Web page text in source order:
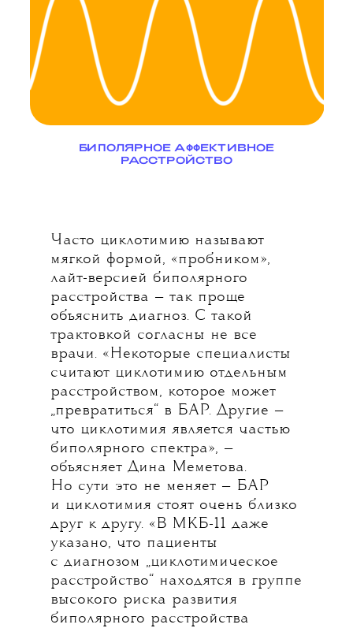
БИПОЛЯРНОЕ АФФЕКТИВНОЕ
РАССТРОЙСТВО
Часто циклотимию называют
мягкой формой, «пробником»,
лайт-версией биполярного
расстройства — так проще
объяснить диагноз. С такой
трактовкой согласны не все
врачи. «Некоторые специалисты
считают циклотимию отдельным
расстройством, которое может
„превратиться“ в БАР. Другие —
что циклотимия является частью
биполярного спектра», —
объясняет Дина Меметова.
Но сути это не меняет — БАР
и циклотимия стоят очень близко
друг к другу. «В МКБ-11 даже
указано, что пациенты
с диагнозом „циклотимическое
расстройство“ находятся в группе
высокого риска развития
биполярного расстройства